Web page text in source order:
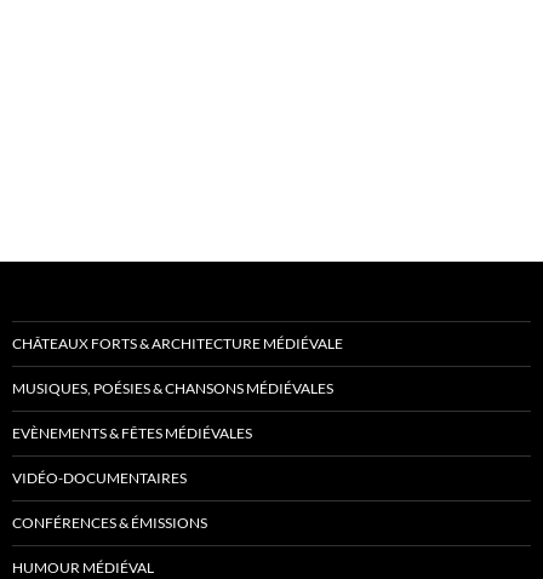
CHÂTEAUX FORTS & ARCHITECTURE MÉDIÉVALE
MUSIQUES, POÉSIES & CHANSONS MÉDIÉVALES
EVÈNEMENTS & FÊTES MÉDIÉVALES
VIDÉO-DOCUMENTAIRES
CONFÉRENCES & ÉMISSIONS
HUMOUR MÉDIÉVAL